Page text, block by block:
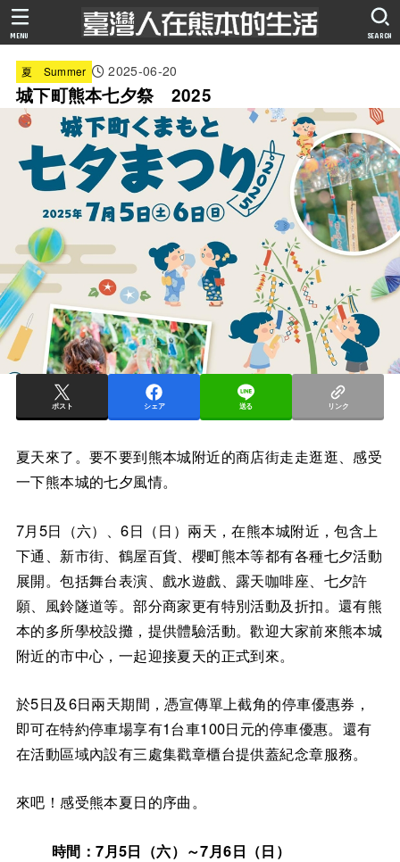
SEARCH
MENU
夏 Summer 2025-06-20
城下町熊本七夕祭 2025
ポスト シェア 送る リンク
夏天來了。要不要到熊本城附近的商店街走走逛逛、感受
一下熊本城的七夕風情。
7月5日（六）、6日（日）兩天，在熊本城附近，包含上
下通、新市街、鶴屋百貨、櫻町熊本等都有各種七夕活動
展開。包括舞台表演、戲水遊戲、露天咖啡座、七夕許
願、風鈴隧道等。部分商家更有特別活動及折扣。還有熊
本的多所學校設攤，提供體驗活動。歡迎大家前來熊本城
附近的市中心，一起迎接夏天的正式到來。
於5日及6日兩天期間，憑宣傳單上截角的停車優惠券，
即可在特約停車場享有1台車100日元的停車優惠。還有
在活動區域內設有三處集戳章櫃台提供蓋紀念章服務。
來吧！感受熊本夏日的序曲。
時間：7月5日（六）～7月6日（日）